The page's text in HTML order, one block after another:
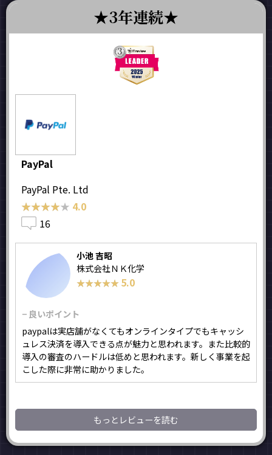
3年連続
PayPal
PayPal Pte. Ltd
★★★★★
★★★★★ 4.0
16
小池 吉昭
株式会社ＮＫ化学
★★★★★
★★★★★ 5.0
− 良いポイント
paypalは実店舗がなくてもオンラインタイプでもキャッシ
ュレス決済を導入できる点が魅力と思われます。また比較的
導入の審査のハードルは低めと思われます。新しく事業を起
こした際に非常に助かりました。
もっとレビューを読む